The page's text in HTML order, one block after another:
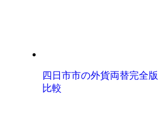
四日市市の外貨両替完全
比較